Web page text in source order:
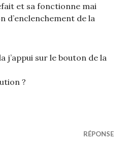
et sa fonctionne mai
d’enclenchement de la
j’appui sur le bouton de la
?
RÉPONSE